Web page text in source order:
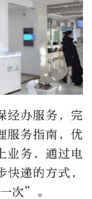
经办服务，完
服务指南，优
业务，通过电
递的方式，
次”。